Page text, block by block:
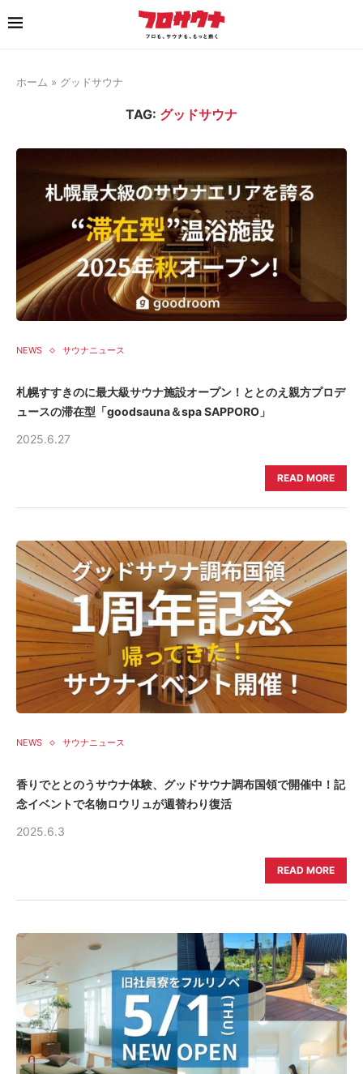
ホーム » グッドサウナ
TAG: グッドサウナ
NEWS サウナニュース
札幌すすきのに最大級サウナ施設オープン！ととのえ親方プロデ
ュースの滞在型「goodsauna＆spa SAPPORO」
2025.6.27
READ MORE
NEWS サウナニュース
香りでととのうサウナ体験、グッドサウナ調布国領で開催中！記
念イベントで名物ロウリュが週替わり復活
2025.6.3
READ MORE